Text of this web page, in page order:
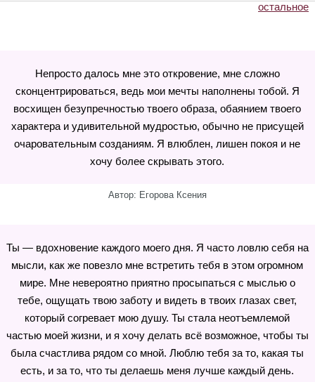
остальное
Непросто далось мне это откровение, мне сложно
сконцентрироваться, ведь мои мечты наполнены тобой. Я
восхищен безупречностью твоего образа, обаянием твоего
характера и удивительной мудростью, обычно не присущей
очаровательным созданиям. Я влюблен, лишен покоя и не
хочу более скрывать этого.
Автор: Егорова Ксения
Ты — вдохновение каждого моего дня. Я часто ловлю себя на
мысли, как же повезло мне встретить тебя в этом огромном
мире. Мне невероятно приятно просыпаться с мыслью о
тебе, ощущать твою заботу и видеть в твоих глазах свет,
который согревает мою душу. Ты стала неотъемлемой
частью моей жизни, и я хочу делать всё возможное, чтобы ты
была счастлива рядом со мной. Люблю тебя за то, какая ты
есть, и за то, что ты делаешь меня лучше каждый день.